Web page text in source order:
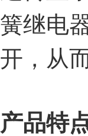
簧继电
开，从
产品特